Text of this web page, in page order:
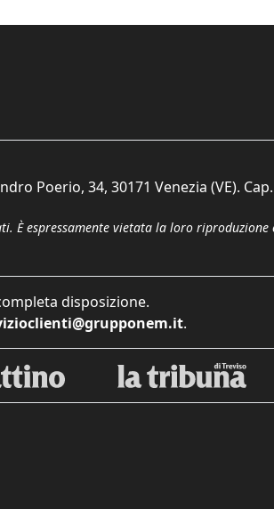
Poerio, 34, 30171 Venezia (VE). Cap.
È espressamente vietata la loro
disposizione.
.